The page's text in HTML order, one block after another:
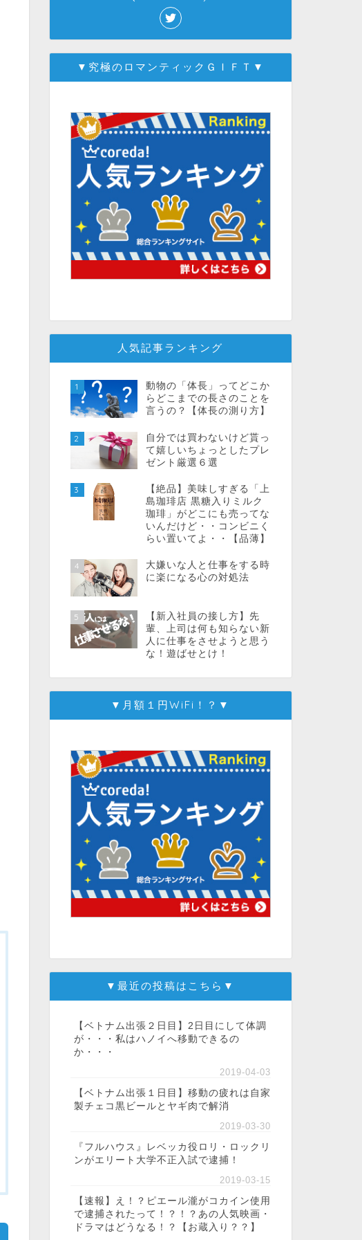
▼究極のロマンティックＧＩＦＴ▼
人気記事ランキング
1
動物の「体長」ってどこか
らどこまでの長さのことを
言うの？【体長の測り方】
2
自分では買わないけど貰っ
て嬉しいちょっとしたプレ
ゼント厳選６選
3
【絶品】美味しすぎる「上
島珈琲店 黒糖入りミルク
珈琲」がどこにも売ってな
いんだけど・・コンビニく
らい置いてよ・・【品薄】
4
大嫌いな人と仕事をする時
に楽になる心の対処法
5
【新入社員の接し方】先
輩、上司は何も知らない新
人に仕事をさせようと思う
な！遊ばせとけ！
▼月額１円WiFi！？▼
▼最近の投稿はこちら▼
【ベトナム出張２日目】2日目にして体調
が・・・私はハノイへ移動できるの
か・・・
2019-04-03
【ベトナム出張１日目】移動の疲れは自家
製チェコ黒ビールとヤギ肉で解消
2019-03-30
『フルハウス』レベッカ役ロリ・ロックリ
ンがエリート大学不正入試で逮捕！
2019-03-15
【速報】え！？ピエール瀧がコカイン使用
で逮捕されたって！？！？あの人気映画・
ドラマはどうなる！？【お蔵入り？？】